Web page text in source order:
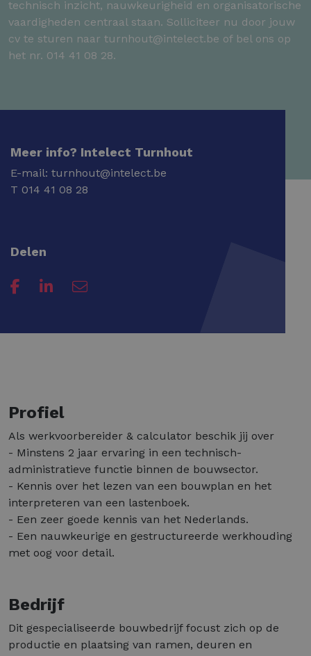
technisch inzicht, nauwkeurigheid en organisatorische
vaardigheden centraal staan. Solliciteer nu door jouw
cv te sturen naar turnhout@intelect.be of bel ons op
het nr. 014 41 08 28.
Meer info? Intelect Turnhout
E-mail: turnhout@intelect.be
T 014 41 08 28
Delen
Profiel
Als werkvoorbereider & calculator beschik jij over
- Minstens 2 jaar ervaring in een technisch-
administratieve functie binnen de bouwsector.
- Kennis over het lezen van een bouwplan en het
interpreteren van een lastenboek.
- Een zeer goede kennis van het Nederlands.
- Een nauwkeurige en gestructureerde werkhouding
met oog voor detail.
Bedrijf
Dit gespecialiseerde bouwbedrijf focust zich op de
productie en plaatsing van ramen, deuren en